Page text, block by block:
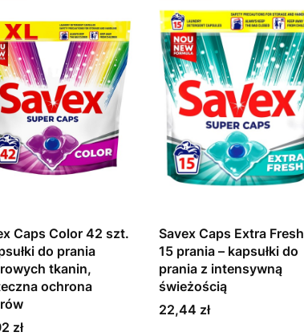
Caps Color 42 szt.
do prania
tkanin,
ochrona
zł
Savex Caps Extra Fresh
15 prania – kapsułki do
prania z intensywną
świeżością
Cena
22,44 zł